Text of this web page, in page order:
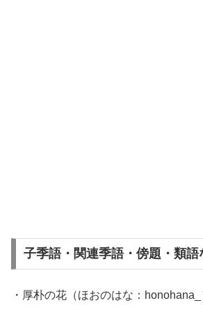
子季語・関連季語・傍題・類語
・厚朴の花（ほおのはな：honohana_